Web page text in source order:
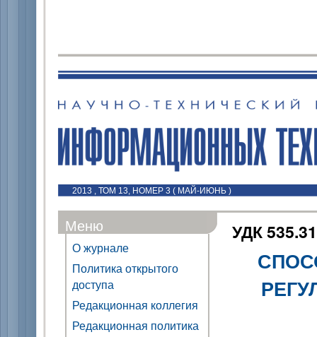
2013 , ТОМ 13, НОМЕР 3 ( МАЙ-ИЮНЬ )
Меню
О журнале
Политика открытого
доступа
Редакционная коллегия
Редакционная политика
УДК